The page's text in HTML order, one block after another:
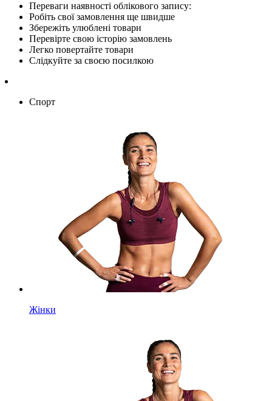
Переваги наявності облікового запису:
Робіть свої замовлення ще швидше
Збережіть улюблені товари
Перевірте свою історію замовлень
Легко повертайте товари
Слідкуйте за своєю посилкою
Спорт
Жінки